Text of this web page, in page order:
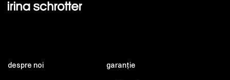
despre noi garanție